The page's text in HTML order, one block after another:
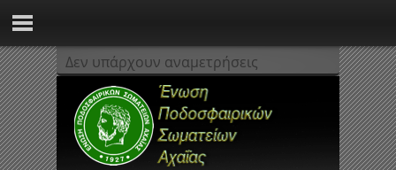
Δεν υπάρχουν αναμετρήσεις